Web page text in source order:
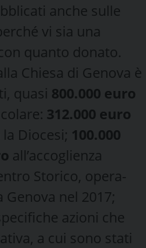
anche sulle
vi sia una
quanto donato.
Chiesa di Genova è
quasi 800.000 euro
312.000 euro
Diocesi; 100.000
all’accoglienza
Storico, opera-
nel 2017;
azioni che
a cui sono stati